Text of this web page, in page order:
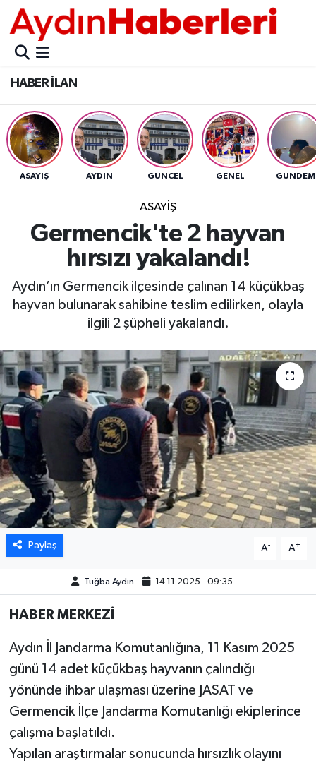
HABER İLAN
ASAYİŞ AYDIN GÜNCEL GENEL GÜNDEM
ASAYİŞ
Germencik'te 2 hayvan
hırsızı yakalandı!
Aydın’ın Germencik ilçesinde çalınan 14 küçükbaş
hayvan bulunarak sahibine teslim edilirken, olayla
ilgili 2 şüpheli yakalandı.
Paylaş A- A+
Tuğba Aydın 14.11.2025 - 09:35
HABER MERKEZİ
Aydın İl Jandarma Komutanlığına, 11 Kasım 2025
günü 14 adet küçükbaş hayvanın çalındığı
yönünde ihbar ulaşması üzerine JASAT ve
Germencik İlçe Jandarma Komutanlığı ekiplerince
çalışma başlatıldı.
Yapılan araştırmalar sonucunda hırsızlık olayını
GÜNCEL
POLİTİKA
BELEDİYELER
ASAYİŞ
BÜLTEN
ÇEVRE
DIŞ
EGE
EĞİTİM
EKOLOJİ VE ÇEVRE
BİLİM VE TEKNOLOJİ
GENEL
GÜNDEM
HABERDE İNSAN
MAGAZİN
ÖZEL HABER
SAĞLIK
Aydın Nöbetçi Eczaneler
Aydın Hava Durumu
Aydin Namaz Vakitleri
Aydın Trafik Yoğunluk Haritası
Tüm Manşetler
Son Dakika Haberleri
Haber Arşivi